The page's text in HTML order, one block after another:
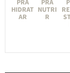
PRA
HIDRAT
AR
PRA
NUTRI
R